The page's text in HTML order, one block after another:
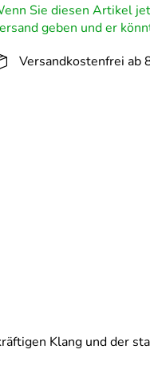
Sie diesen Artikel
geben und er
Versandkostenfrei ab
Klang und der